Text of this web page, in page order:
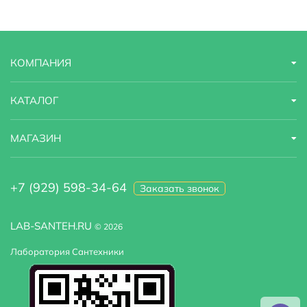
LAB-SANTEH.RU © 2026
Лаборатория Сантехники
КОМПАНИЯ
КАТАЛОГ
МАГАЗИН
+7 (929) 598-34-64 Заказать звонок